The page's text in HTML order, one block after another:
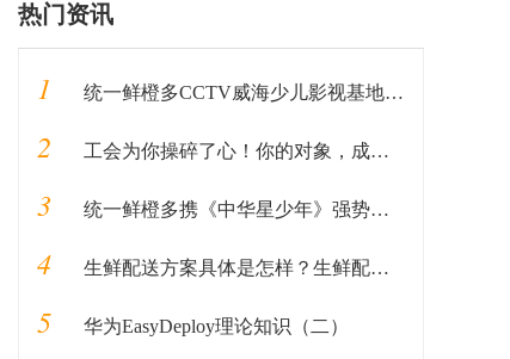
热门资讯
1 统一鲜橙多CCTV威海少儿影视基地《中华星少年》火热报名中
2 工会为你操碎了心！你的对象，成都总工会安排了！！！
3 统一鲜橙多携《中华星少年》强势来袭！下一位小明星就是你！
4 生鲜配送方案具体是怎样？生鲜配送公司怎么做？
5 华为EasyDeploy理论知识（二）